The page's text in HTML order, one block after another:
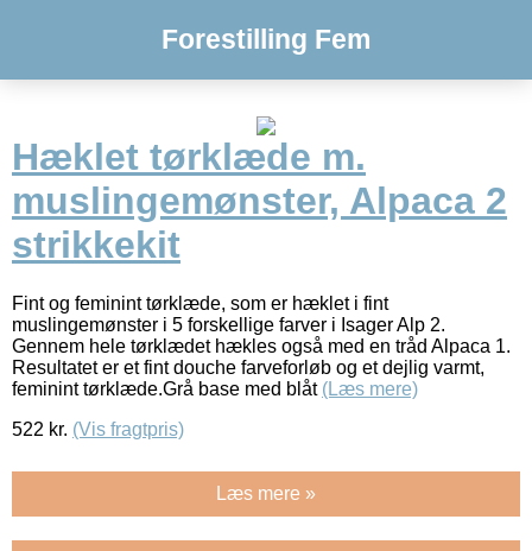
Forestilling Fem
Hæklet tørklæde m.
muslingemønster, Alpaca 2
strikkekit
Fint og feminint tørklæde, som er hæklet i fint
muslingemønster i 5 forskellige farver i Isager Alp 2.
Gennem hele tørklædet hækles også med en tråd Alpaca 1.
Resultatet er et fint douche farveforløb og et dejlig varmt,
feminint tørklæde.Grå base med blåt (Læs mere)
522 kr. (Vis fragtpris)
Læs mere »